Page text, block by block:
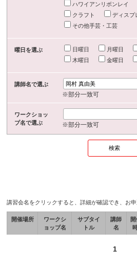
ハワイアンリボンレイ
クラフト
ディスプ
その他手芸・工芸
曜日を選ぶ 日曜日 月曜日
木曜日
金曜日
講師名で選ぶ
※部分一致可
ワークショッ
プ名で選ぶ
※部分一致可
講習会名をクリックすると、詳細が確認でき、お申
開催場所
ワークシ
ョップ名
サブタイ
トル
講師
名
1